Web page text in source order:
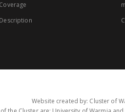
Coverage
Description
Website created by: Cluster of